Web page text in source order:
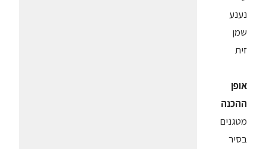
נענע
שמן
זית
אופן
ההכנה
מטגנים
בסיר